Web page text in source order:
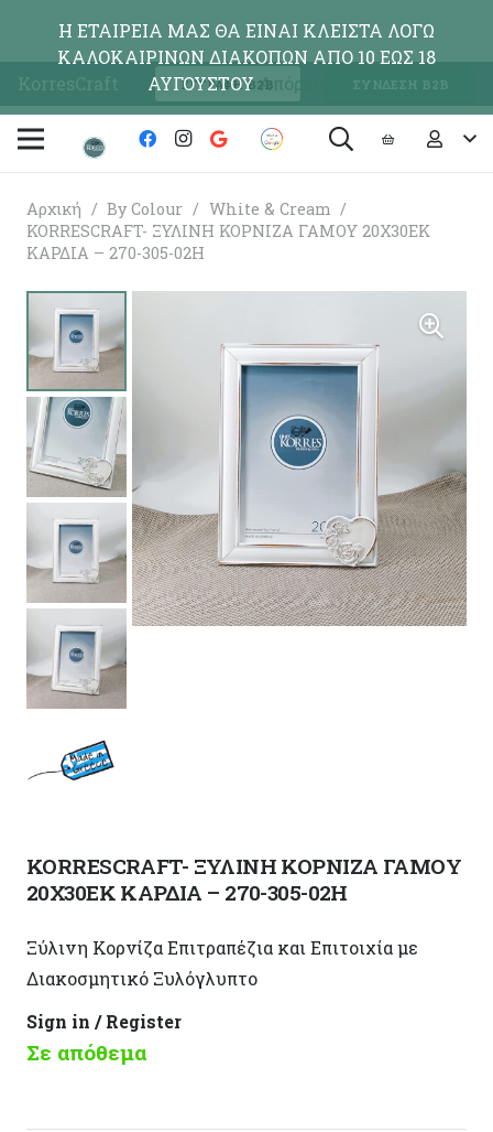
KorresCraft ΕΓΓΡΑΦΗ Β2Β ΣΥΝΔΕΣΗ Β2Β
Αρχική / By Colour / White & Cream /
KORRESCRAFT- ΞΥΛΙΝΗ ΚΟΡΝΙΖΑ ΓΑΜΟΥ 20Χ30ΕΚ
ΚΑΡΔΙΑ – 270-305-02H
KORRESCRAFT- ΞΥΛΙΝΗ ΚΟΡΝΙΖΑ ΓΑΜΟΥ
20Χ30ΕΚ ΚΑΡΔΙΑ – 270-305-02H
Ξύλινη Κορνίζα Επιτραπέζια και Επιτοιχία με
Διακοσμητικό Ξυλόγλυπτo
Sign in / Register
Σε απόθεμα
Η ΕΤΑΙΡΕΙΑ ΜΑΣ ΘΑ ΕΙΝΑΙ ΚΛΕΙΣΤΑ ΛΟΓΩ
ΚΑΛΟΚΑΙΡΙΝΩΝ ΔΙΑΚΟΠΩΝ ΑΠΟ 10 ΕΩΣ 18
ΑΥΓΟΥΣΤΟΥΑπόρριψη